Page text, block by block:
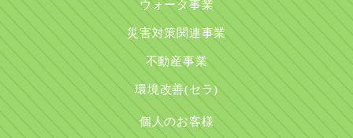
ウォータ事業
災害対策関連事業
不動産事業
環境改善(セラ)
個人のお客様